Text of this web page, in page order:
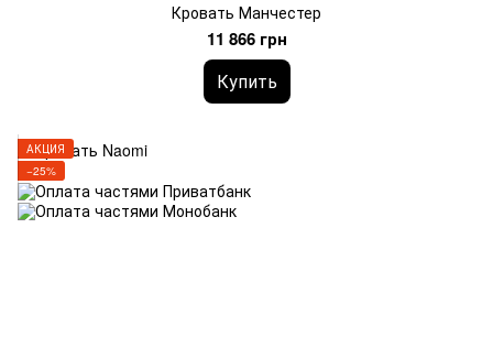
Кровать Манчестер
11 866 грн
Купить
АКЦИЯ
−25%